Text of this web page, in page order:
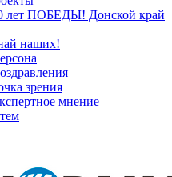
лет ПОБЕДЫ! Донской край
наших!
зрения
мнение